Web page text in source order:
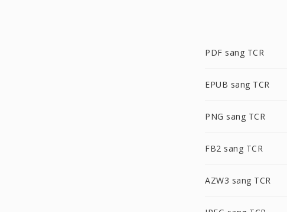
PDF sang TCR
EPUB sang TCR
PNG sang TCR
FB2 sang TCR
AZW3 sang TCR